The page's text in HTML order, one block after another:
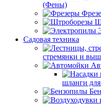
(Фены)
Садовая техника
стремянки и
шланги